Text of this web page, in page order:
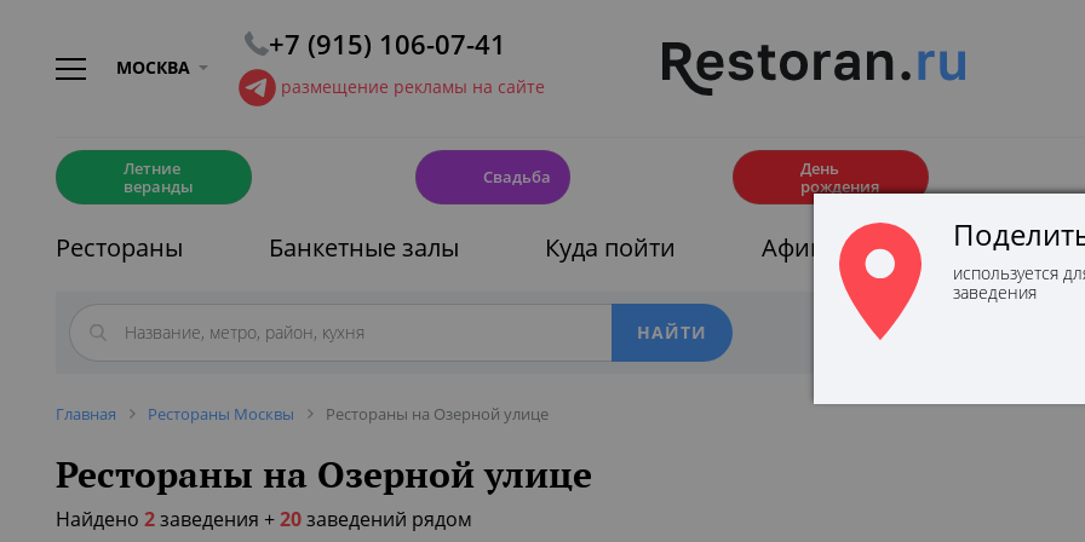
МОСКВА
+7 (915) 106-07-41
размещение рекламы на сайте
Летние
веранды
Свадьба
День
рождения
Рестораны Банкетные залы Куда пойти Афиши Скидки
Фильтры
Главная Рестораны Москвы Рестораны на Озерной улице
Рестораны на Озерной улице
Найдено 2заведения +20заведений рядом
используется
заведения